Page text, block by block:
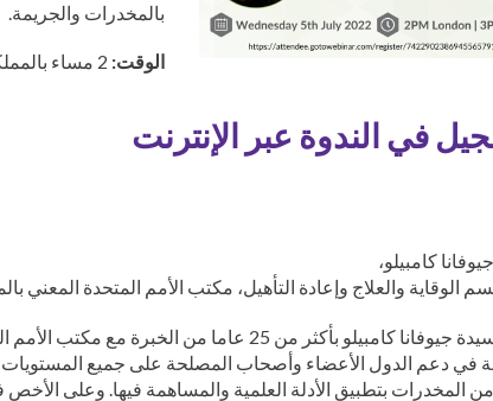
بالمخدرات والجريمة.
الوقت: 2 مساء بالمملكة المتحدة | 3 مساء فيينا
في الندوة عبر الإنترنت
كامبيلو،
الوقاية والعلاج وإعادة التأهيل، مكتب الأمم المتحدة المعني
تتمتع السيدة جيوفانا كامبيلو بأكثر من 25 عاما من
في دعم الدول الأعضاء وأصحاب المصلحة على جميع
من المخدرات بتطبيق الأدلة العلمية والمساهمة فيها. وعلى